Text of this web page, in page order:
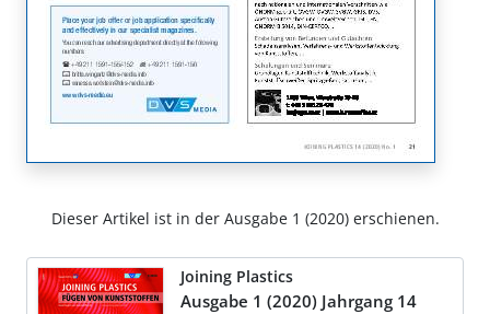
Dieser Artikel ist in der Ausgabe 1 (2020) erschienen.
Joining Plastics
Ausgabe 1 (2020) Jahrgang 14